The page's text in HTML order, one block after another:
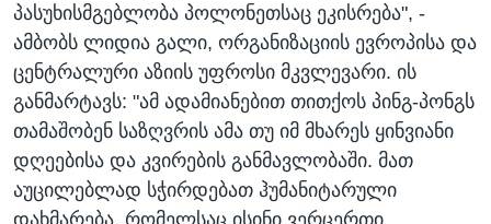
პასუხისმგებლობა პოლონეთსაც ეკისრება", -
ამბობს ლიდია გალი, ორგანიზაციის ევროპისა და
ცენტრალური აზიის უფროსი მკვლევარი. ის
განმარტავს: "ამ ადამიანებით თითქოს პინგ-პონგს
თამაშობენ საზღვრის ამა თუ იმ მხარეს ყინვიანი
დღეებისა და კვირების განმავლობაში. მათ
აუცილებლად სჭირდებათ ჰუმანიტარული
დახმარება, რომელსაც ისინი ვერცერთი